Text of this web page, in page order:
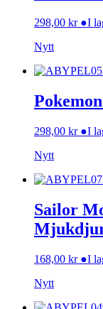
298,00 kr ●I
Nytt
298,00 kr ●I
Nytt
Sailor
168,00 kr ●I
Nytt